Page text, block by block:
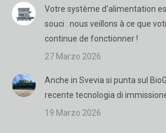
Votre système d’alimentation
souci : nous veillons à ce que
continue de fonctionner !
27 Marzo 2026
Anche in Svevia si punta sul
recente tecnologia di
19 Marzo 2026